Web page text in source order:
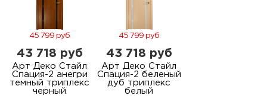
45 799 руб
43 718 руб
Арт Деко Стайл
Спация-2 анегри
темный триплекс
черный
45 799 руб
43 718 руб
Арт Деко Стайл
Спация-2 беленый
дуб триплекс
белый